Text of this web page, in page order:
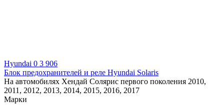
Hyundai 0 3 906
Блок предохранителей и реле Hyundai Solaris
На автомобилях Хендай Солярис первого поколения 2010,
2011, 2012, 2013, 2014, 2015, 2016, 2017
Марки